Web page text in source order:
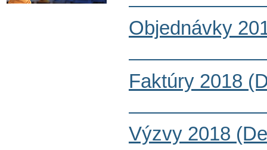
Objednávky
Faktúry 2018
Výzvy 2018